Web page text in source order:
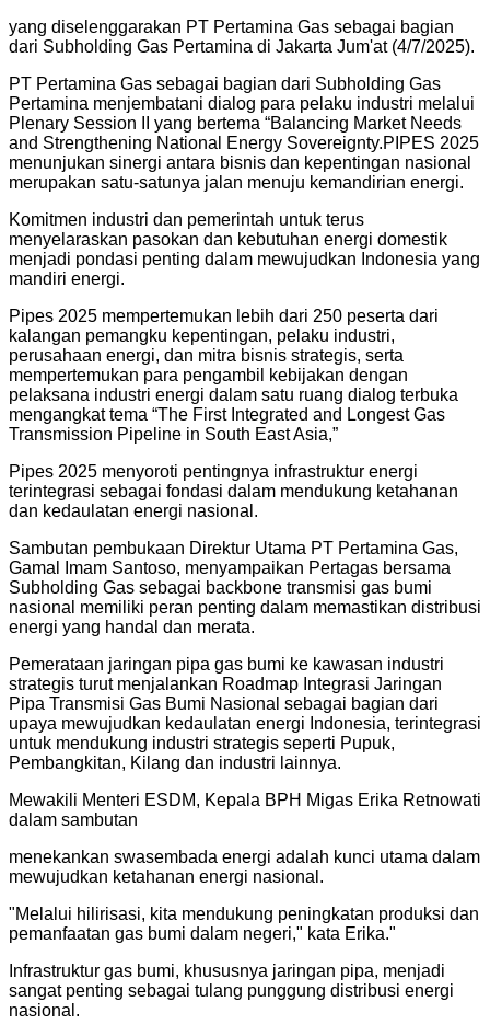
yang diselenggarakan PT Pertamina Gas sebagai bagian
dari Subholding Gas Pertamina di Jakarta Jum'at (4/7/2025).
PT Pertamina Gas sebagai bagian dari Subholding Gas
Pertamina menjembatani dialog para pelaku industri melalui
Plenary Session II yang bertema “Balancing Market Needs
and Strengthening National Energy Sovereignty.PIPES 2025
menunjukan sinergi antara bisnis dan kepentingan nasional
merupakan satu-satunya jalan menuju kemandirian energi.
Komitmen industri dan pemerintah untuk terus
menyelaraskan pasokan dan kebutuhan energi domestik
menjadi pondasi penting dalam mewujudkan Indonesia yang
mandiri energi.
Pipes 2025 mempertemukan lebih dari 250 peserta dari
kalangan pemangku kepentingan, pelaku industri,
perusahaan energi, dan mitra bisnis strategis, serta
mempertemukan para pengambil kebijakan dengan
pelaksana industri energi dalam satu ruang dialog terbuka
mengangkat tema “The First Integrated and Longest Gas
Transmission Pipeline in South East Asia,”
Pipes 2025 menyoroti pentingnya infrastruktur energi
terintegrasi sebagai fondasi dalam mendukung ketahanan
dan kedaulatan energi nasional.
Sambutan pembukaan Direktur Utama PT Pertamina Gas,
Gamal Imam Santoso, menyampaikan Pertagas bersama
Subholding Gas sebagai backbone transmisi gas bumi
nasional memiliki peran penting dalam memastikan distribusi
energi yang handal dan merata.
Pemerataan jaringan pipa gas bumi ke kawasan industri
strategis turut menjalankan Roadmap Integrasi Jaringan
Pipa Transmisi Gas Bumi Nasional sebagai bagian dari
upaya mewujudkan kedaulatan energi Indonesia, terintegrasi
untuk mendukung industri strategis seperti Pupuk,
Pembangkitan, Kilang dan industri lainnya.
Mewakili Menteri ESDM, Kepala BPH Migas Erika Retnowati
dalam sambutan
menekankan swasembada energi adalah kunci utama dalam
mewujudkan ketahanan energi nasional.
"Melalui hilirisasi, kita mendukung peningkatan produksi dan
pemanfaatan gas bumi dalam negeri," kata Erika."
Infrastruktur gas bumi, khususnya jaringan pipa, menjadi
sangat penting sebagai tulang punggung distribusi energi
nasional.